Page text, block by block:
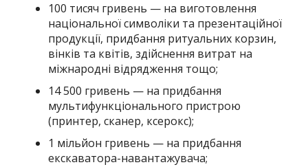
100 тисяч гривень — на виготовлення
національної символіки та презентаційної
продукції, придбання ритуальних корзин,
вінків та квітів, здійснення витрат на
міжнародні відрядження тощо;
14 500 гривень — на придбання
мультифункціонального пристрою
(принтер, сканер, ксерокс);
1 мільйон гривень — на придбання
екскаватора-навантажувача;